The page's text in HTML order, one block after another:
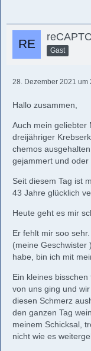
Gast
28. Dezember 2021 um
Hallo zusammen,
Auch mein geliebter
dreijähriger
chemos
gejammert und oder
Seit diesem Tag ist
43 Jahre glücklich
Heute geht es mir
Er fehlt mir soo
(meine Geschwister
habe, bin ich mit
Ein kleines
von uns ging und
diesen Schmerz
den ganzen Tag
meinem Schicksal,
nicht wie es